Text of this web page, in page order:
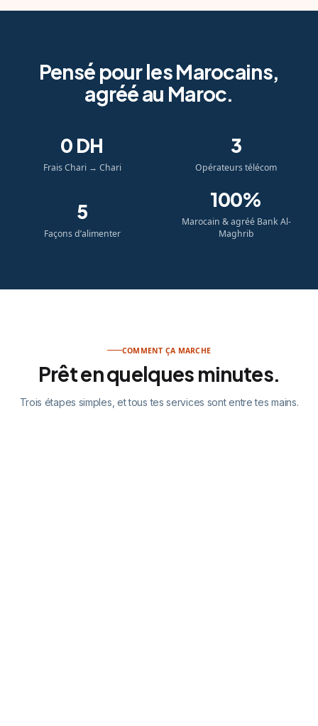
Pensé pour les Marocains,
agréé au Maroc.
Frais Chari → Chari
0 DH
Opérateurs télécom
3
Façons d’alimenter
5
Marocain & agréé Bank Al-
Maghrib
100%
COMMENT ÇA MARCHE
Prêt en quelques minutes.
Trois étapes simples, et tous tes services sont entre tes mains.